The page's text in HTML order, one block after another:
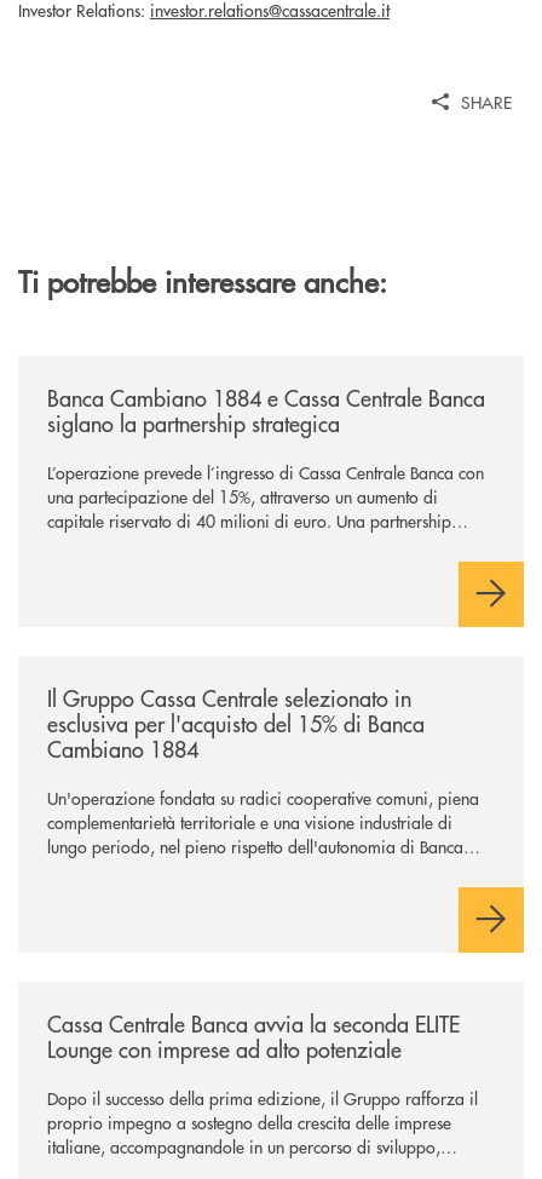
Investor Relations: investor.relations@cassacentrale.it
SHARE
Ti potrebbe interessare anche:
Banca Cambiano 1884 e Cassa Centrale Banca
siglano la partnership strategica
L’operazione prevede l’ingresso di Cassa Centrale Banca con
una partecipazione del 15%, attraverso un aumento di
capitale riservato di 40 milioni di euro. Una partnership
comuni e sulla prossimità ai territori, per ampliare l’offerta e
Il Gruppo Cassa Centrale selezionato in
esclusiva per l'acquisto del 15% di Banca
Cambiano 1884
Un'operazione fondata su radici cooperative comuni, piena
complementarietà territoriale e una visione industriale di
lungo periodo, nel pieno rispetto dell'autonomia di Banca
negoziazione esclusiva per la finalizzazione dell’operazione.
Cassa Centrale Banca avvia la seconda ELITE
Lounge con imprese ad alto potenziale
Dopo il successo della prima edizione, il Gruppo rafforza il
proprio impegno a sostegno della crescita delle imprese
italiane, accompagnandole in un percorso di sviluppo,